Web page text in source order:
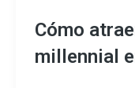
Cómo
millennial